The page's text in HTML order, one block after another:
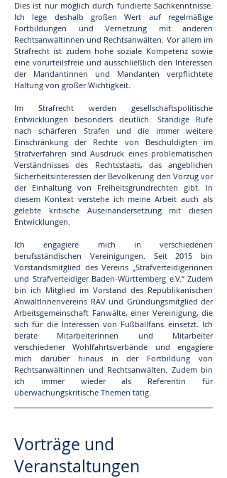
Dies ist nur möglich durch fundierte Sachkenntnisse.
Ich lege deshalb großen Wert auf regelmäßige
Fortbildungen und Vernetzung mit anderen
Rechtsanwältinnen und Rechtsanwälten. Vor allem im
Strafrecht ist zudem hohe soziale Kompetenz sowie
eine vorurteilsfreie und ausschließlich den Interessen
der Mandantinnen und Mandanten verpflichtete
Haltung von großer Wichtigkeit.
Im Strafrecht werden gesellschaftspolitische
Entwicklungen besonders deutlich. Ständige Rufe
nach schärferen Strafen und die immer weitere
Einschränkung der Rechte von Beschuldigten im
Strafverfahren sind Ausdruck eines problematischen
Verständnisses des Rechtsstaats, das angeblichen
Sicherheitsinteressen der Bevölkerung den Vorzug vor
der Einhaltung von Freiheitsgrundrechten gibt. In
diesem Kontext verstehe ich meine Arbeit auch als
gelebte kritische Auseinandersetzung mit diesen
Entwicklungen.
Ich engagiere mich in verschiedenen
berufsständischen Vereinigungen. Seit 2015 bin
Vorstandsmitglied des Vereins „Strafverteidigerinnen
und Strafverteidiger Baden-Württemberg e.V.“ Zudem
bin ich Mitglied im Vorstand des Republikanischen
AnwältInnenvereins RAV und Gründungsmitglied der
Arbeitsgemeinschaft Fanwälte, einer Vereinigung, die
sich für die Interessen von Fußballfans einsetzt. Ich
berate Mitarbeiterinnen und Mitarbeiter
verschiedener Wohlfahrtsverbände und engagiere
mich darüber hinaus in der Fortbildung von
Rechtsanwältinnen und Rechtsanwälten. Zudem bin
ich immer wieder als Referentin für
überwachungskritische Themen tätig.
Vorträge und
Veranstaltungen